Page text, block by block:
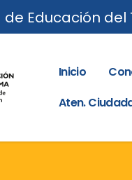
Educación del
Inicio
Aten.